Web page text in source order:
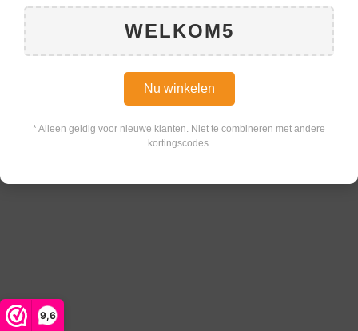
9,6
WELKOM5
Nu winkelen
* Alleen geldig voor nieuwe klanten. Niet te combineren met andere
kortingscodes.